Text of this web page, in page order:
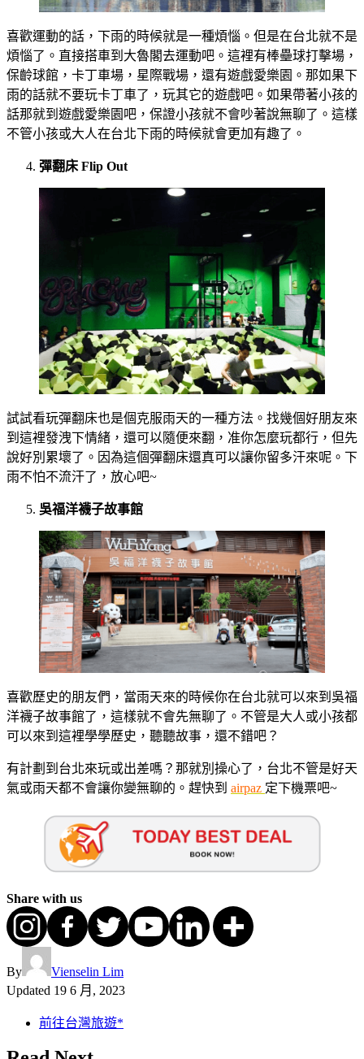
喜歡運動的話，下雨的時候就是一種煩惱。但是在台北就不是
煩惱了。直接搭車到大魯閣去運動吧。這裡有棒壘球打擊場，
保齡球館，卡丁車場，星際戰場，還有遊戲愛樂園。那如果下
雨的話就不要玩卡丁車了，玩其它的遊戲吧。如果帶著小孩的
話那就到遊戲愛樂園吧，保證小孩就不會吵著說無聊了。這樣
不管小孩或大人在台北下雨的時候就會更加有趣了。
彈翻床 Flip Out
試試看玩彈翻床也是個克服雨天的一種方法。找幾個好朋友來
到這裡發洩下情緒，還可以隨便來翻，准你怎麼玩都行，但先
說好別累壞了。因為這個彈翻床還真可以讓你留多汗來呢。下
雨不怕不流汗了，放心吧~
吳福洋襪子故事館
喜歡歷史的朋友們，當雨天來的時候你在台北就可以來到吳福
洋襪子故事館了，這樣就不會先無聊了。不管是大人或小孩都
可以來到這裡學學歷史，聽聽故事，還不錯吧？
有計劃到台北來玩或出差嗎？那就別操心了，台北不管是好天
氣或雨天都不會讓你變無聊的。趕快到 airpaz 定下機票吧~
Share with us
By
Vienselin Lim
Updated 19 6 月, 2023
前往台灣旅遊*